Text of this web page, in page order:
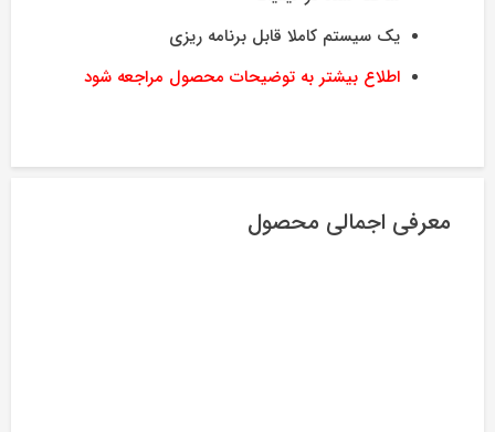
یک سیستم کاملا قابل برنامه ریزی
اطلاع بیشتر به توضیحات محصول مراجعه شود
معرفی اجمالی محصول